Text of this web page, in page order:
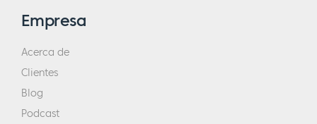
podemos y vamos a enseñarte y aquí es
cómo usted puede conseguir realmente sus
productos de venta en Amazon.
Empresa
Acerca de
Clientes
Blog
Podcast